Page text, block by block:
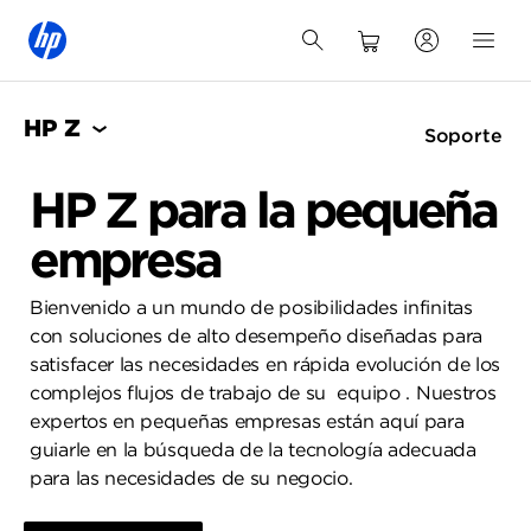
HP Z Soporte
HP Z para la pequeña
empresa
Bienvenido a un mundo de posibilidades infinitas
con soluciones de alto desempeño diseñadas para
satisfacer las necesidades en rápida evolución de los
complejos flujos de trabajo de su equipo . Nuestros
expertos en pequeñas empresas están aquí para
guiarle en la búsqueda de la tecnología adecuada
para las necesidades de su negocio.